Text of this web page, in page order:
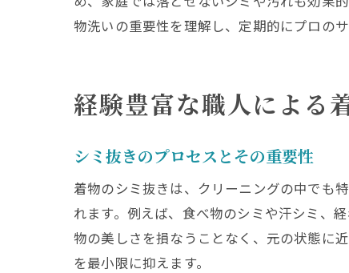
物洗いの重要性を理解し、定期的にプロの
経験豊富な職人による
シミ抜きのプロセスとその重要性
着物のシミ抜きは、クリーニングの中でも
れます。例えば、食べ物のシミや汗シミ、
物の美しさを損なうことなく、元の状態に
を最小限に抑えます。